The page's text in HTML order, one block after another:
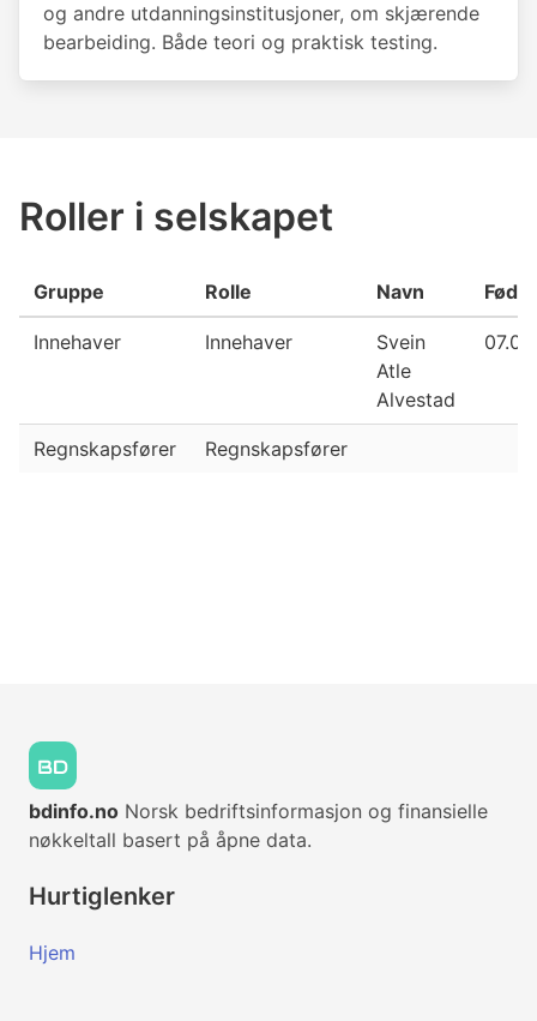
og andre utdanningsinstitusjoner, om skjærende
bearbeiding. Både teori og praktisk testing.
Roller i selskapet
Gruppe Rolle Navn
Innehaver Innehaver
Svein
Atle
Alvestad
Regnskapsfører Regnskapsfører
bdinfo.no Norsk bedriftsinformasjon og finansielle
nøkkeltall basert på åpne data.
Hurtiglenker
Hjem